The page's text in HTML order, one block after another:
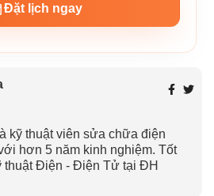
Đặt lịch ngay
kỹ thuật viên sửa chữa điện
hơn 5 năm kinh nghiệm. Tốt
thuật Điện - Điện Tử tại ĐH